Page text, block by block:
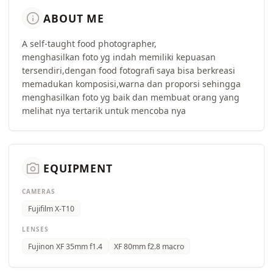
info ABOUT ME
A self-taught food photographer,
menghasilkan foto yg indah memiliki kepuasan
tersendiri,dengan food fotografi saya bisa berkreasi
memadukan komposisi,warna dan proporsi sehingga
menghasilkan foto yg baik dan membuat orang yang
melihat nya tertarik untuk mencoba nya
camera_alt EQUIPMENT
CAMERAS
Fujifilm X-T10
LENSES
Fujinon XF 35mm f1.4 XF 80mm f2.8 macro